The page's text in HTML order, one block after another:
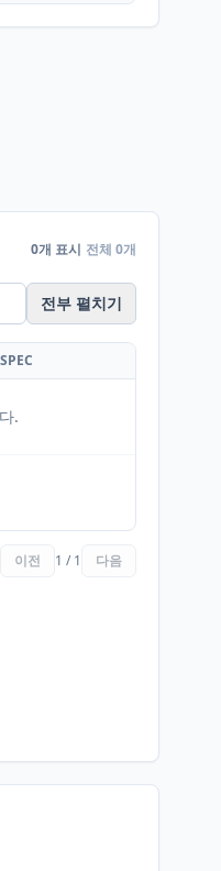
0개 표시 전체 0개
전부 펼치기
SPEC
.
이전 1 / 1 다음